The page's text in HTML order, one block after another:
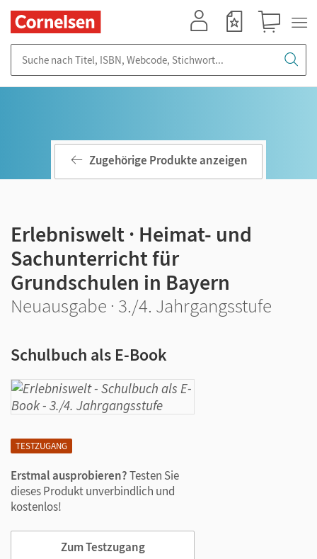
TESTZUGANG
Erstmal ausprobieren?Testen Sie
dieses Produkt unverbindlich und
kostenlos!
Zum Testzugang
Zugehörige Produkte anzeigen
Erlebniswelt · Heimat- und
Sachunterricht für
Grundschulen in Bayern
Neuausgabe · 3./4. Jahrgangsstufe
Schulbuch als E-Book